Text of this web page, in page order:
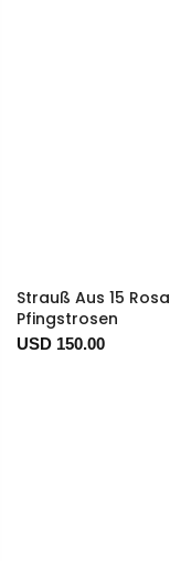
Strauß Aus 15 Rosa
Pfingstrosen
USD 150.00